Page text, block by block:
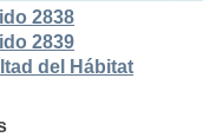
2838
2839
del Hábitat